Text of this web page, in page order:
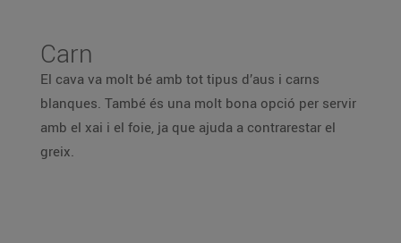
Carn
El cava va molt bé amb tot tipus d’aus i carns
blanques. També és una molt bona opció per servir
amb el xai i el foie, ja que ajuda a contrarestar el
greix.